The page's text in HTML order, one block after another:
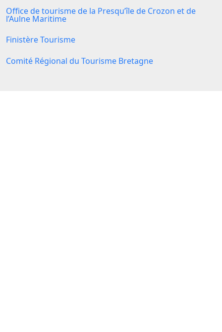
Office de tourisme de la Presqu’île de Crozon et de
l’Aulne Maritime
Finistère Tourisme
Comité Régional du Tourisme Bretagne